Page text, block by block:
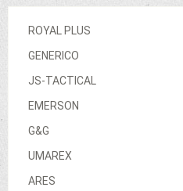
ROYAL PLUS
GENERICO
JS-TACTICAL
EMERSON
G&G
UMAREX
ARES